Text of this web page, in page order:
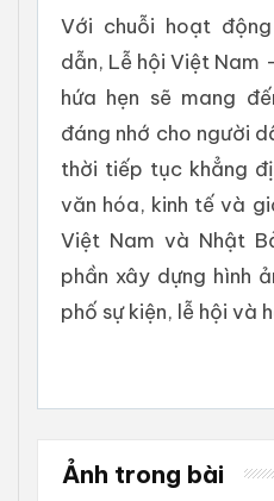
Với chuỗi hoạt
dẫn, Lễ hội Việt Nam
hứa hẹn sẽ mang
đáng nhớ cho người
thời tiếp tục khẳng
văn hóa, kinh tế và
Việt Nam và Nhật
phần xây dựng hình
phố sự kiện, lễ hội và
Ảnh trong bài